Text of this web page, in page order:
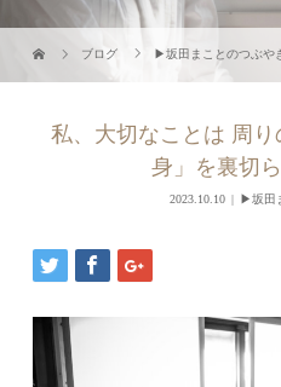
ブログ ▶︎坂田まことのつぶや
私、大切なことは 周
身」を裏切
2023.10.10 ▶︎坂田